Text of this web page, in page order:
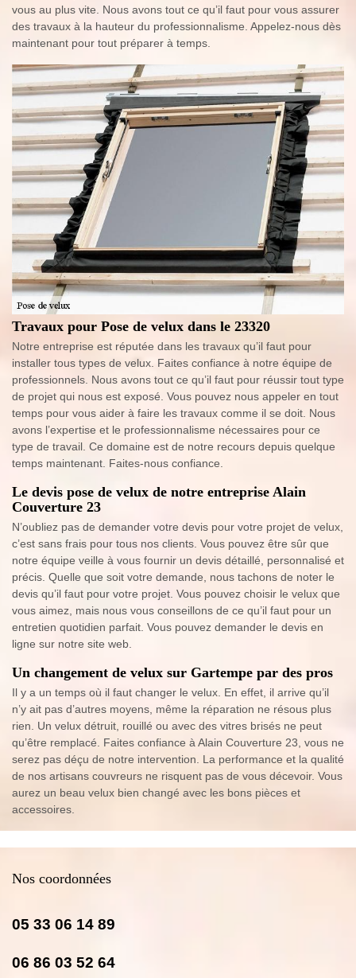
vous au plus vite. Nous avons tout ce qu’il faut pour vous assurer
des travaux à la hauteur du professionnalisme. Appelez-nous dès
maintenant pour tout préparer à temps.
Travaux pour Pose de velux dans le 23320
Notre entreprise est réputée dans les travaux qu’il faut pour
installer tous types de velux. Faites confiance à notre équipe de
professionnels. Nous avons tout ce qu’il faut pour réussir tout type
de projet qui nous est exposé. Vous pouvez nous appeler en tout
temps pour vous aider à faire les travaux comme il se doit. Nous
avons l’expertise et le professionnalisme nécessaires pour ce
type de travail. Ce domaine est de notre recours depuis quelque
temps maintenant. Faites-nous confiance.
Le devis pose de velux de notre entreprise Alain
Couverture 23
N’oubliez pas de demander votre devis pour votre projet de velux,
c’est sans frais pour tous nos clients. Vous pouvez être sûr que
notre équipe veille à vous fournir un devis détaillé, personnalisé et
précis. Quelle que soit votre demande, nous tachons de noter le
devis qu’il faut pour votre projet. Vous pouvez choisir le velux que
vous aimez, mais nous vous conseillons de ce qu’il faut pour un
entretien quotidien parfait. Vous pouvez demander le devis en
ligne sur notre site web.
Un changement de velux sur Gartempe par des pros
Il y a un temps où il faut changer le velux. En effet, il arrive qu’il
n’y ait pas d’autres moyens, même la réparation ne résous plus
rien. Un velux détruit, rouillé ou avec des vitres brisés ne peut
qu’être remplacé. Faites confiance à Alain Couverture 23, vous ne
serez pas déçu de notre intervention. La performance et la qualité
de nos artisans couvreurs ne risquent pas de vous décevoir. Vous
aurez un beau velux bien changé avec les bons pièces et
accessoires.
Nos coordonnées
05 33 06 14 89
06 86 03 52 64